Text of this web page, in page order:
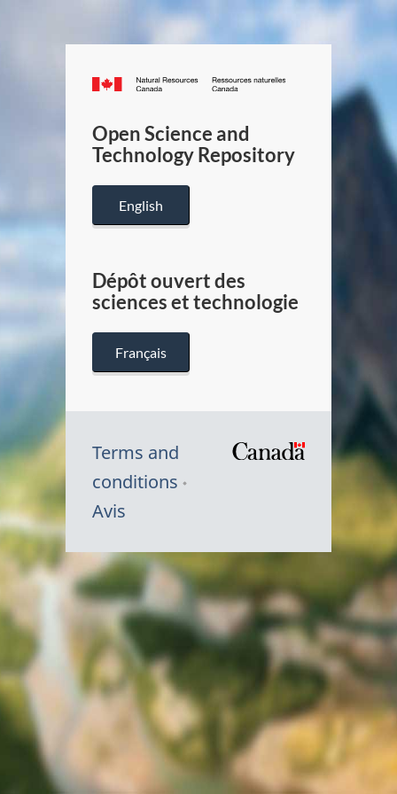
Canada.ca
/
Canada
Open Science and
Technology Repository
English
Dépôt ouvert des
sciences et technologie
Français
Terms and
conditions
Avis
Canada